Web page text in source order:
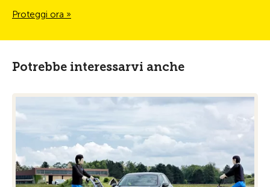
Proteggi ora »
Potrebbe interessarvi anche